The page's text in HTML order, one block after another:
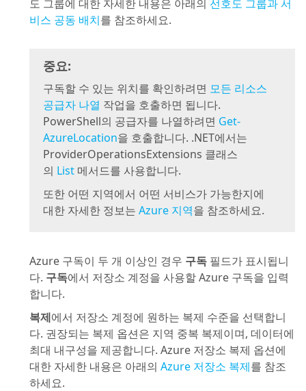
도 그룹에 대한 자세한 내용은 아래의 선호도 그룹과 서
비스 공동 배치를 참조하세요.
중요:
구독할 수 있는 위치를 확인하려면 모든 리소스
공급자 나열 작업을 호출하면 됩니다.
PowerShell의 공급자를 나열하려면 Get-
AzureLocation을 호출합니다. .NET에서는
ProviderOperationsExtensions 클래스
의 List 메서드를 사용합니다.
또한 어떤 지역에서 어떤 서비스가 가능한지에
대한 자세한 정보는 Azure 지역을 참조하세요.
Azure 구독이 두 개 이상인 경우 구독 필드가 표시됩니
다. 구독에서 저장소 계정을 사용할 Azure 구독을 입력
합니다.
복제에서 저장소 계정에 원하는 복제 수준을 선택합니
다. 권장되는 복제 옵션은 지역 중복 복제이며, 데이터에
최대 내구성을 제공합니다. Azure 저장소 복제 옵션에
대한 자세한 내용은 아래의 Azure 저장소 복제를 참조
하세요.